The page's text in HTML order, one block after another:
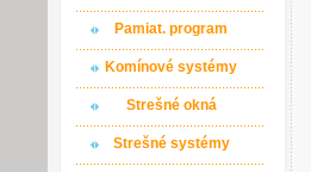
Pamiat. program
Komínové systémy
Strešné okná
Strešné systémy